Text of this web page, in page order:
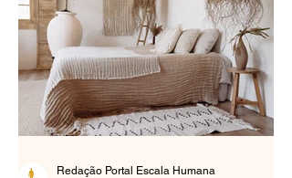
Redação Portal Escala Humana